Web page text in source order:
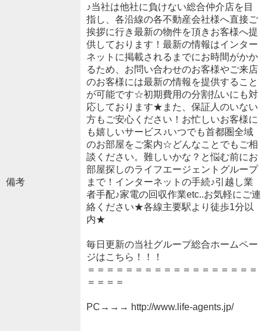
備考
♪当社は他社に負けない総合仲介店を目
指し、各沿線の各不動産会社様へ直接ご
挨拶に行き最新の物件を頂きお客様へ提
供しております！最新の情報はインター
ネットに掲載されるまでにお時間がかか
るため、お問い合わせのお客様やご来店
のお客様には最新の情報を提供すること
が可能です☆初期費用の分割払いにも対
応しております★また、保証人のいない
方もご安心ください！お忙しいお客様に
も嬉しいサービス♪いつでも首都圏全域
のお部屋をご案内☆どんなことでもご相
談ください。難しいかな？と悩む前にお
部屋探しのライフエージェントグループ
まで！インターネットの手続♪引越し業
者手配♪家電の回収作業etc..お気軽にご連
絡ください★各線主要駅より徒歩1分以
内★
毎日更新の当社グループ総合ホームペー
ジはこちら！！！
＝＝＝＝＝＝＝＝＝＝＝＝＝＝＝＝＝＝
＝＝＝＝
PC→→→ http://www.life-agents.jp/